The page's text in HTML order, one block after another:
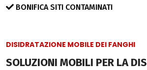
BONIFICA SITI CONTAMINATI
DISIDRATAZIONE MOBILE DEI FANGHI
SOLUZIONI MOBILI PER LA